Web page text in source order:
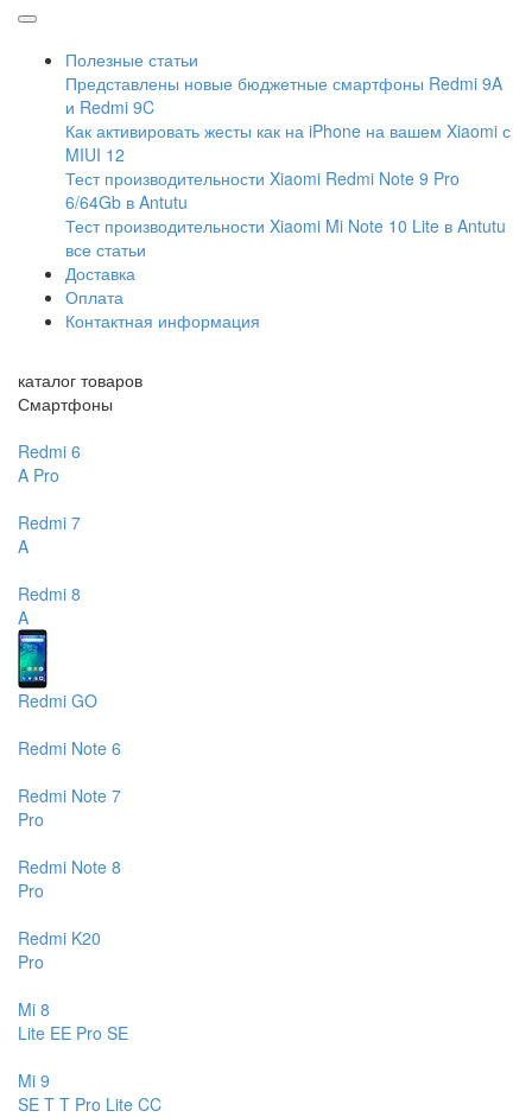
Полезные статьи
Представлены новые бюджетные смартфоны Redmi 9A
и Redmi 9C
Как активировать жесты как на iPhone на вашем Xiaomi с
MIUI 12
Тест производительности Xiaomi Redmi Note 9 Pro
6/64Gb в Antutu
Тест производительности Xiaomi Mi Note 10 Lite в Antutu
все статьи
Доставка
Оплата
Контактная информация
каталог товаров
Смартфоны
Redmi 6
A Pro
Redmi 7
A
Redmi 8
A
Redmi GO
Redmi Note 6
Redmi Note 7
Pro
Redmi Note 8
Pro
Redmi K20
Pro
Mi 8
Lite EE Pro SE
Mi 9
SE T T Pro Lite CC